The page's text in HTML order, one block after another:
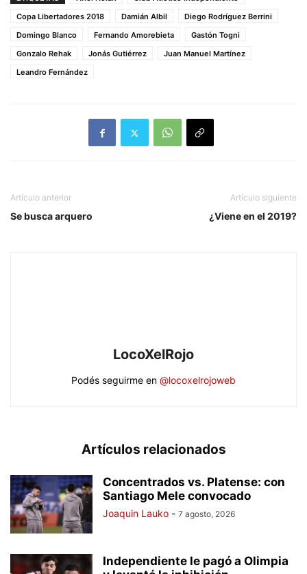
Copa Libertadores 2018
Damián Albil
Diego Rodríguez Berrini
Domingo Blanco
Fernando Amorebieta
Gastón Togni
Gonzalo Rehak
Jonás Gutiérrez
Juan Manuel Martínez
Leandro Fernández
Artículo anterior
Se busca arquero
Artículo siguiente
¿Viene en el 2019?
LocoXelRojo
Podés seguirme en @locoxelrojoweb
Artículos relacionados
Concentrados vs. Platense: con
Santiago Mele convocado
Joaquin Lauko - 7 agosto, 2026
Independiente le pagó a Olimpia